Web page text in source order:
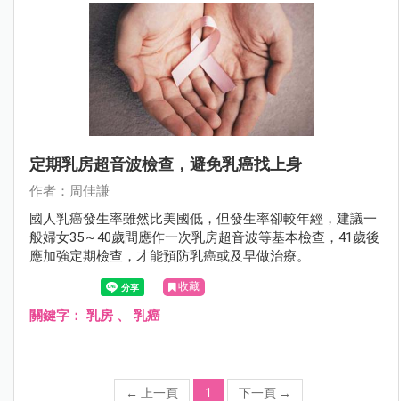
定期乳房超音波檢查，避免乳癌找上身
作者：周佳謙
國人乳癌發生率雖然比美國低，但發生率卻較年經，建議一
般婦女35～40歲間應作一次乳房超音波等基本檢查，41歲後
應加強定期檢查，才能預防乳癌或及早做治療。
收藏
關鍵字： 乳房 、 乳癌
← 上一頁 1 下一頁 →